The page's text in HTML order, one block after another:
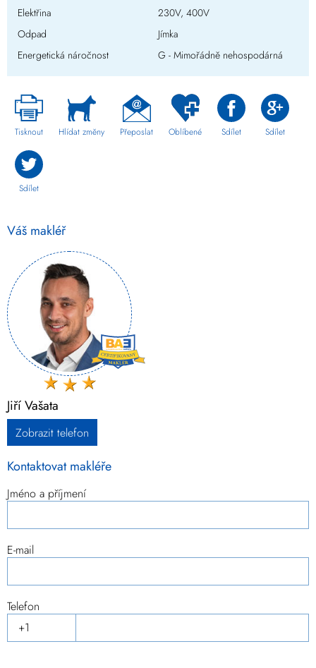
Elektřina
230V, 400V
Odpad
Jímka
Energetická náročnost
G - Mimořádně nehospodárná
Tisknout Hlídat změny Přeposlat Oblíbené Sdílet Sdílet
Sdílet
Váš makléř
Jiří Vašata
Zobrazit telefon
Kontaktovat makléře
Jméno a příjmení
E-mail
Telefon